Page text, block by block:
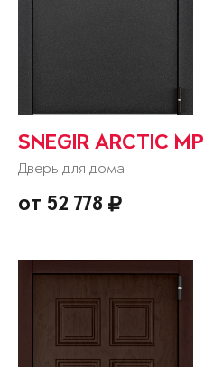
SNEGIR ARCTIC MP
Дверь для дома
от 52 778